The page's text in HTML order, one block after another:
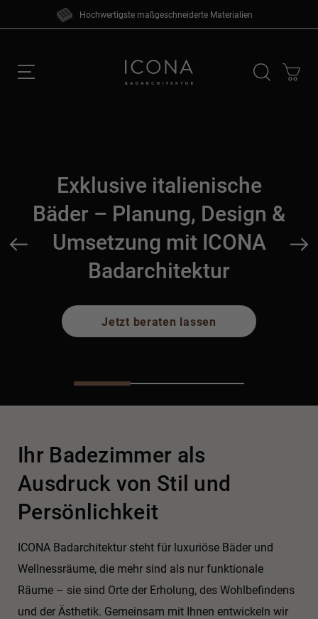
to
Hochwertigste maßgeschneiderte Materialien
Exklusive italienische
Bäder – Planung, Design &
Umsetzung mit ICONA
Badarchitektur
Jetzt beraten lassen
Ihr Badezimmer als
Ausdruck von Stil und
Persönlichkeit
ICONA Badarchitektur steht für luxuriöse Bäder und
Wellnessräume, die mehr sind als nur funktionale
Räume – sie sind Orte der Erholung, des Wohlbefindens
und der Ästhetik. Gemeinsam mit Ihnen entwickeln wir